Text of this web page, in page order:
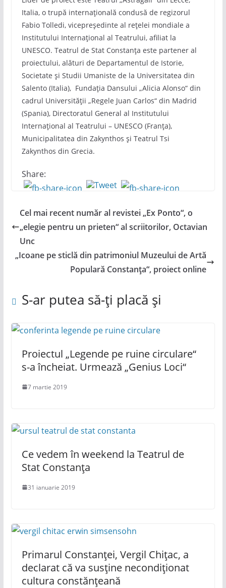
Italia, o trupă internațională condusă de regizorul
Fabio Tolledi, vicepreședinte al rețelei mondiale a
Institutului Internațional al Teatrului, afiliat la
UNESCO. Teatrul de Stat Constanța este partener al
proiectului, alături de Departamentul de Istorie,
Societate și Studii Umaniste de la Universitatea din
Salento (Italia), Fundația Dansului „Alicia Alonso“ din
cadrul Universității „Regele Juan Carlos“ din Madrid
(Spania), Directoratul General al Institutului
Internațional al Teatrului – UNESCO (Franța),
Municipalitatea din Zakynthos și Teatrul Tsi
Zakynthos din Grecia.
Share:
Cel mai recent număr al revistei „Ex Ponto“, o
„elegie pentru un prieten“ al scriitorilor, Octavian
Unc
„Icoane pe sticlă din patrimoniul Muzeului de Artă
Populară Constanța“, proiect online
S-ar putea să-ți placă și
Proiectul „Legende pe ruine circulare“
s-a încheiat. Urmează „Genius Loci“
7 martie 2019
Ce vedem în weekend la Teatrul de
Stat Constanța
31 ianuarie 2019
Primarul Constanței, Vergil Chițac, a
declarat că va susține necondiționat
cultura constănțeană